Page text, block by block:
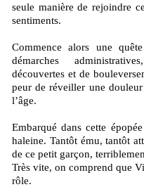
seule manière de rejoindre
sentiments.
Commence alors une
démarches
découvertes et de
peur de réveiller une
l’âge.
Embarqué dans cette
haleine. Tantôt ému, tantôt
de ce petit garçon,
Très vite, on comprend que
rôle.